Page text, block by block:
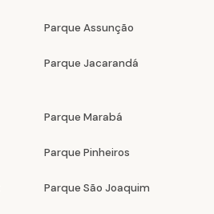
Parque Assunção
Parque Jacarandá
Parque Marabá
Parque Pinheiros
Parque São Joaquim